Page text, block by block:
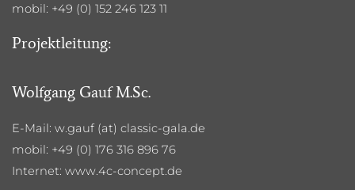
mobil: +49 (0) 152 246 123 11
Projektleitung:
Wolfgang Gauf M.Sc.
E-Mail: w.gauf (at) classic-gala.de
mobil: +49 (0) 176 316 896 76
Internet: www.4c-concept.de